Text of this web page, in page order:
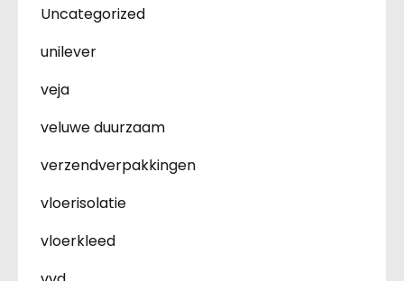
Uncategorized
unilever
veja
veluwe duurzaam
verzendverpakkingen
vloerisolatie
vloerkleed